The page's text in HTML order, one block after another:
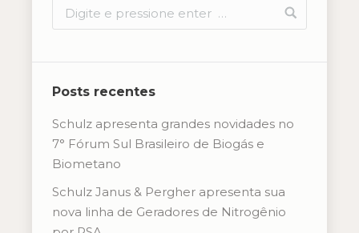
Posts recentes
Schulz apresenta grandes novidades no
7° Fórum Sul Brasileiro de Biogás e
Biometano
Schulz Janus & Pergher apresenta sua
nova linha de Geradores de Nitrogênio